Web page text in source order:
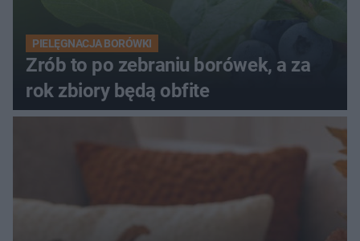
PIELĘGNACJA BORÓWKI
Zrób to po zebraniu borówek, a za
rok zbiory będą obfite